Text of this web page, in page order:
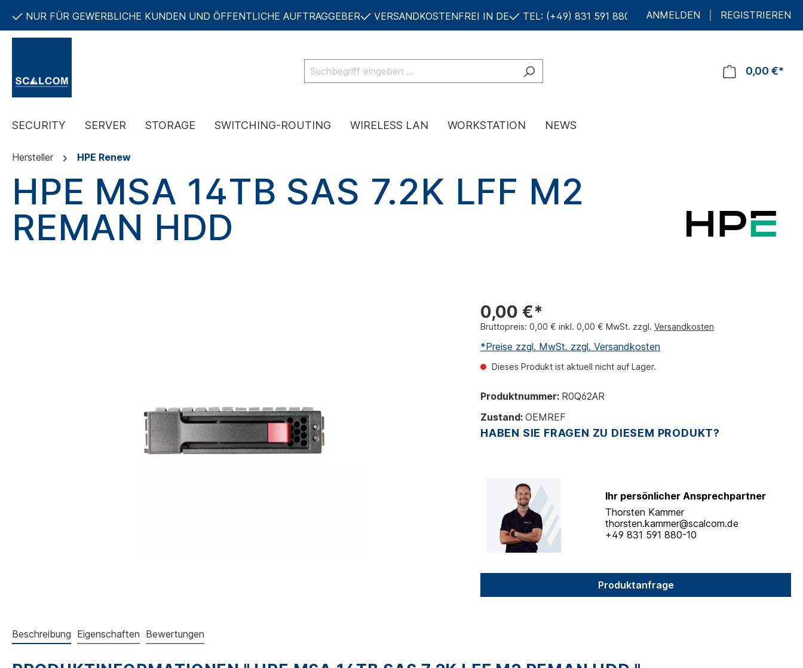
NUR FÜR GEWERBLICHE KUNDEN UND ÖFFENTLICHE AUFTRAGGEBER VERSANDKOSTENFREI IN DE TEL: (+49) 831 591 880 10 ANMELDEN REGISTRIEREN
0,00 €*
SECURITY SERVER STORAGE SWITCHING-ROUTING WIRELESS LAN WORKSTATION NEWS
Hersteller HPE Renew
HPE MSA 14TB SAS 7.2K LFF M2
REMAN HDD
0,00 €*
Bruttopreis: 0,00 € inkl. 0,00 € MwSt. zzgl. Versandkosten
*Preise zzgl. MwSt. zzgl. Versandkosten
Dieses Produkt ist aktuell nicht auf Lager.
Produktnummer: R0Q62AR
Zustand: OEMREF
HABEN SIE FRAGEN ZU DIESEM PRODUKT?
Ihr persönlicher Ansprechpartner
Thorsten Kammer
thorsten.kammer@scalcom.de
+49 831 591 880-10
Produktanfrage
Beschreibung Eigenschaften Bewertungen